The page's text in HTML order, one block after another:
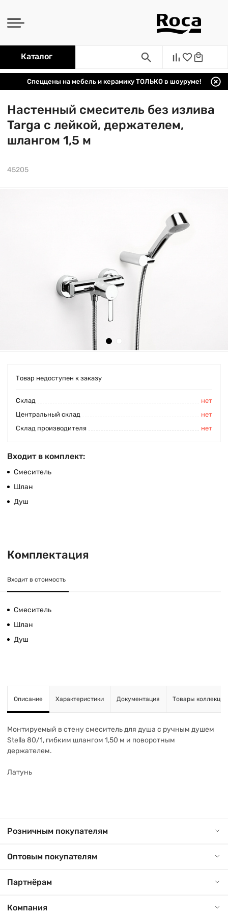
Каталог
Спеццены на мебель и керамику ТОЛЬКО в шоуруме!
Настенный смеситель без излива
Targa с лейкой, держателем,
шлангом 1,5 м
45205
Товар недоступен к заказу
Cклад
нет
Центральный склад
нет
Склад производителя
нет
Входит в комплект:
Смеситель
Шлан
Душ
Комплектация
Входит в стоимость
Смеситель
Шлан
Душ
Описание Характеристики Документация Товары коллекции
Монтируемый в стену смеситель для душа с ручным душем
Stella 80/1, гибким шлангом 1,50 м и поворотным
держателем.
Латунь
Розничным покупателям
Оптовым покупателям
Партнёрам
Компания